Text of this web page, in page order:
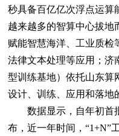
秒具备百亿亿次浮点运算
越来越多的智算中心拔
赋能智慧海洋、工业质检
法律文本处理等应用；济
型训练基地）依托山东算
设计、训练、应用和落
数据显示，自年初首
布，近一年时间，“1+N”